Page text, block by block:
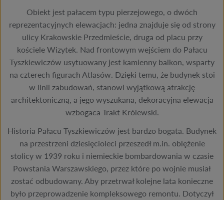
Obiekt jest pałacem typu pierzejowego, o dwóch
reprezentacyjnych elewacjach: jedna znajduje się od strony
ulicy Krakowskie Przedmieście, druga od placu przy
kościele Wizytek. Nad frontowym wejściem do Pałacu
Tyszkiewiczów usytuowany jest kamienny balkon, wsparty
na czterech figurach Atlasów. Dzięki temu, że budynek stoi
w linii zabudowań, stanowi wyjątkową atrakcję
architektoniczną, a jego wyszukana, dekoracyjna elewacja
wzbogaca Trakt Królewski.
Historia Pałacu Tyszkiewiczów jest bardzo bogata. Budynek
na przestrzeni dziesięcioleci przeszedł m.in. oblężenie
stolicy w 1939 roku i niemieckie bombardowania w czasie
Powstania Warszawskiego, przez które po wojnie musiał
zostać odbudowany. Aby przetrwał kolejne lata konieczne
było przeprowadzenie kompleksowego remontu. Dotyczył